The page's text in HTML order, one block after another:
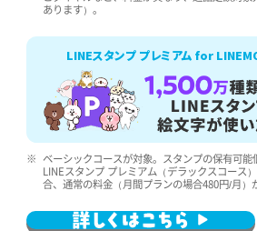
あります）。
LINEスタンプ プレミアム for
※ ベーシックコースが対象。スタンプの保有可能
LINEスタンプ プレミアム（デラックスコース
合、通常の料金（月間プランの場合480円/月）